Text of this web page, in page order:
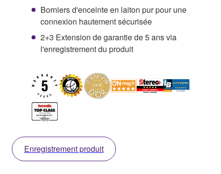
Borniers d'enceinte en laiton pur pour une
connexion hautement sécurisée
2+3 Extension de garantie de 5 ans via
l'enregistrement du produit
Enregistrement produit